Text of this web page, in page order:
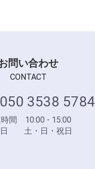
問い合わせ
CONTACT
3538 5784
間 10:00 - 15:00
日 土・日・祝日